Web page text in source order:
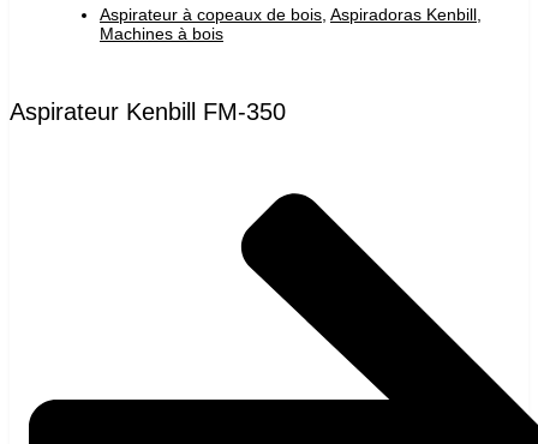
Aspirateur à copeaux de bois Aspiradoras Kenbill
Machines à bois
Aspirateur Kenbill FM-350